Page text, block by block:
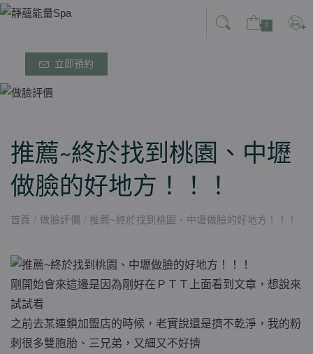
0
立即預約
推薦~終於找到桃園、中壢
做臉的好地方！！！
首頁 / 做臉評價 / 推薦~終於找到桃園、中壢做臉的好地方！！！
剛開始會來這邊是因為剛好在ＰＴＴ上面看到文章，想說來
試試看
之前去某連鎖加盟店的時候，老實說還是擠不乾淨，我的粉
刺很多雙胞胎、三兄弟，又細又不好擠